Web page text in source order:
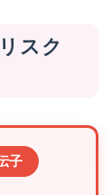
スク
子